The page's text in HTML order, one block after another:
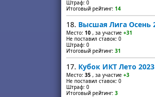
Штраф: 0
Итоговый рейтинг: 14
18. Высшая Лига Осень
Место: 10 , за участие +31
Не поставил ставок: 0
Штраф: 0
Итоговый рейтинг: 31
17. Кубок ИКТ Лето 2023
Место: 35 , за участие +3
Не поставил ставок: 0
Штраф: 0
Итоговый рейтинг: 3